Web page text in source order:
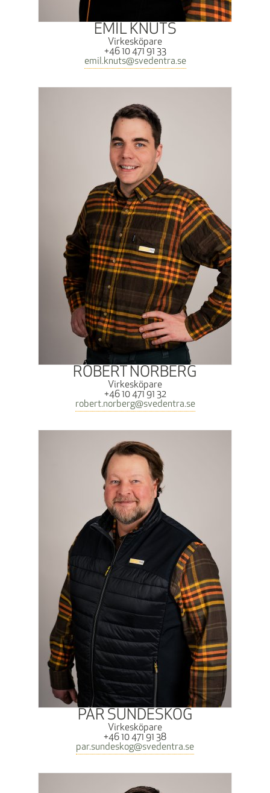
EMIL KNUTS
Virkesköpare
+46 10 471 91 33
emil.knuts@svedentra.se
ROBERT NORBERG
Virkesköpare
+46 10 471 91 32
robert.norberg@svedentra.se
PÄR SUNDESKOG
Virkesköpare
+46 10 471 91 38
par.sundeskog@svedentra.se